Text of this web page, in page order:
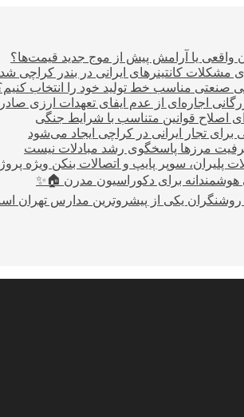
واقعی یا آرامش پیش از موج جدید قیمت‌ها؟
مشکلات کانتینرهای ایرانی در بندر کراچی شد
مناسب خط تولید خود را انتخاب
قوانین متناسب با شرایط جنگی
برای تجار ایرانی در کراچی ایجاد می‌شود
ظرفیت مرزها پاسخگوی رشد مبادلات نیست
پلیران، سوپر پایپ و اتصالات بنکن ویژه
هوشمندانه برای دکوراسیون مدرن 🏠✨
روشنگران یکی از پیشروترین مدارس تهران